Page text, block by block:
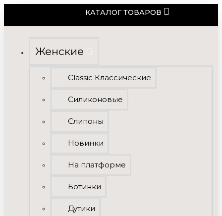
КАТАЛОГ ТОВАРОВ
Женские
Classic Классические
Силиконовые
Слипоны
Новинки
На платформе
Ботинки
Дутики